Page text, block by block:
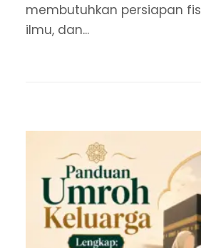
membutuhkan persiapan
ilmu, dan...